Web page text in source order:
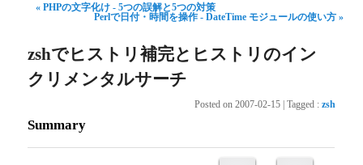
« PHPの文字化け - 5つの誤解と5つの対策
Perlで日付・時間を操作 - DateTime モジュールの使い方 »
zshでヒストリ補完とヒストリのイン
クリメンタルサーチ
Posted on 2007-02-15 Tagged : zsh
Summary